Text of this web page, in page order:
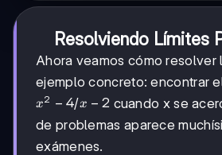
Resolviendo Límites
Ahora veamos cómo resolver
ejemplo concreto: encontrar
x²
-
4
x2 − 4/x
-
2
x − 2 cuando x se
de problemas aparece
exámenes.